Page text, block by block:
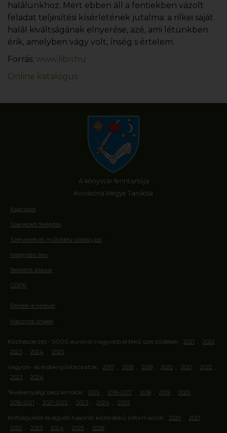
halálunkhoz. Mert ebben áll a fentiekben vázolt
feladat teljesítési kísérletének jutalma: a rilkei saját
halál kiváltságának elnyerése, azé, ami létünkben
érik, amelyben vágy volt, ínség s értelem.
Forrás: www.libri.hu
Online katalógus
A könyvtár fenntartója
Kovászna Megye Tanácsa
Kapcsolat
Szervezeti felépítés
Szervezeti és működési szabályzat
Integritási terv
Betöltött állások
GDPR
ReMeK-e hírlevél
Hasznos linkek
Közbeszerzés - 5000 eurónál nagyobb értékű szerződések: 2021 , 2022 ,
2023 , 2024 , 2025
Vagyon- és érdeknyilatkozatok: 2017 , 2018 , 2019 , 2020 , 2021 , 2022 ,
2023 , 2024
Tevékenységi beszámolók: 2015 , 2016-2017 , 2018 , 2019 , 2020 ,
2016-2021 , 2021-2022 , 2023 , 2024 , 2025
Költségvetés és egyéb hasonló közérdekű információk: 2020 , 2021 ,
2022 , 2023 , 2024 , 2025 , 2026